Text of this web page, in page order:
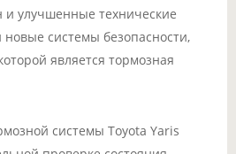
улучшенные технические
новые системы безопасности,
является тормозная
системы Toyota Yaris